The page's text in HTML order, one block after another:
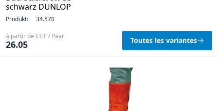
schwarz DUNLOP
Produkt: 34.570
à partir de CHF / Paar
26.05 Toutes les variantes